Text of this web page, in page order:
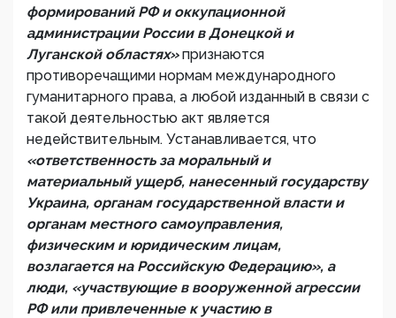
формирований РФ и оккупационной
администрации России в Донецкой и
Луганской областях»признаются
противоречащими нормам международного
гуманитарного права, а любой изданный в связи с
такой деятельностью акт является
недействительным. Устанавливается, что
«ответственность за моральный и
материальный ущерб, нанесенный государству
Украина, органам государственной власти и
органам местного самоуправления,
физическим и юридическим лицам,
возлагается на Российскую Федерацию», а
люди, «участвующие в вооруженной агрессии
РФ или привлеченные к участию в